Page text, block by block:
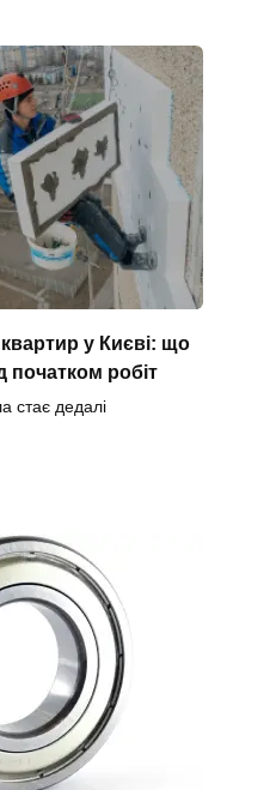
у Києві: що
початком робіт
стає дедалі